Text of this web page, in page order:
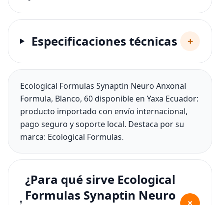
Especificaciones técnicas +
Ecological Formulas Synaptin Neuro Anxonal
Formula, Blanco, 60 disponible en Yaxa Ecuador:
producto importado con envío internacional,
pago seguro y soporte local. Destaca por su
marca: Ecological Formulas.
¿Para qué sirve Ecological
Formulas Synaptin Neuro